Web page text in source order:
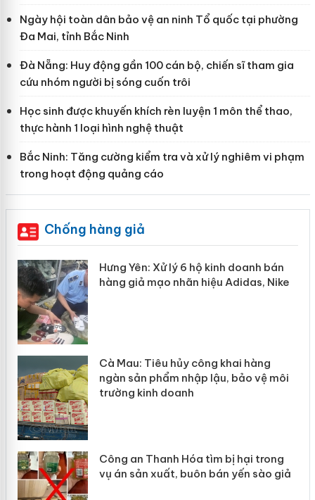
Ngày hội toàn dân bảo vệ an ninh Tổ quốc tại phường
Đa Mai, tỉnh Bắc Ninh
Đà Nẵng: Huy động gần 100 cán bộ, chiến sĩ tham gia
cứu nhóm người bị sóng cuốn trôi
Học sinh được khuyến khích rèn luyện 1 môn thể thao,
thực hành 1 loại hình nghệ thuật
Bắc Ninh: Tăng cường kiểm tra và xử lý nghiêm vi phạm
trong hoạt động quảng cáo
Chống hàng giả
lý 6 hộ kinh doanh bán
nhãn hiệu Adidas, Nike
hủy công khai hàng
nhập lậu, bảo vệ môi
Hóa tìm bị hại trong
buôn bán yến sào giả
Bảo vệ thương
“mất bò mới lo
Khẩn trương xác
Slimaura Care x3
Lào Cai xử lý 83
mại trong tháng 7